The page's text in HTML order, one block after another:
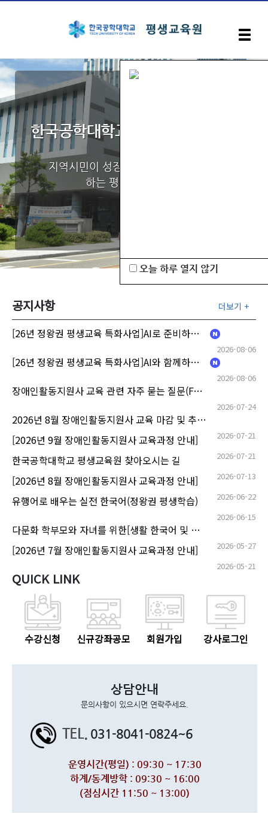
입학안내
지자체위탁교육과정
장애인 활동지원사 교육과정
일반교육과정
커뮤니티
교육원소개오늘 하루 열지 않기
한국공학대학교
지역시민이 성장하고 지역사회가 발전
하는 평생학습의 중심
공지사항 더보기 +
[26년 정왕권 평생교육 특화사업]AI로 준비하는 재취업
2026-08-06
[26년 정왕권 평생교육 특화사업]AI와 함께하는 신중년 디지털 클래스
2026-08-06
장애인활동지원사 교육 관련 자주 묻는 질문(FAQ)
2026-07-24
2026년 8월 장애인활동지원사 교육 마감 및 추가 모집일 안내
2026-07-21
[2026년 9월 장애인활동지원사 교육과정 안내]
2026-07-21
한국공학대학교 평생교육원 찾아오시는 길
2026-07-13
[2026년 8월 장애인활동지원사 교육과정 안내]
2026-06-22
유행어로 배우는 실전 한국어(정왕권 평생학습)
2026-06-15
다문화 학부모와 자녀를 위한[생활 한국어 및 자녀돌봄 소통&적응 프로그램](정왕권 평생학습)
2026-05-27
[2026년 7월 장애인활동지원사 교육과정 안내]
2026-05-21
QUICK LINK
수강신청 신규강좌공모 회원가입 강사로그인
상담안내
문의사항이 있으시면 연락주세요.
TEL. 031-8041-0824~6
운영시간(평일) : 09:30 ~ 17:30
하계/동계방학 : 09:30 ~ 16:00
(점심시간 11:50 ~ 13:00)